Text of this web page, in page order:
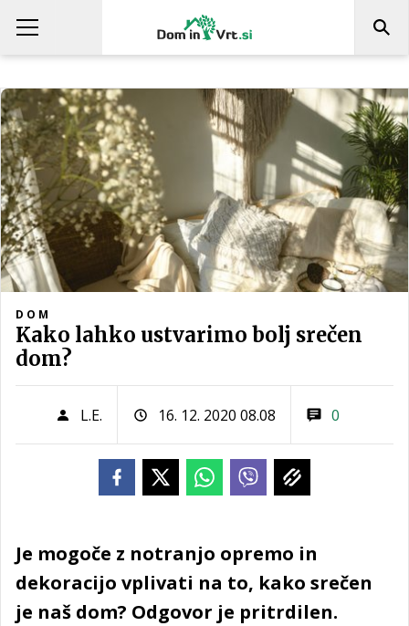
DOM
Kako lahko ustvarimo bolj srečen
dom?
L.E. 16. 12. 2020 08.08 0
Je mogoče z notranjo opremo in
dekoracijo vplivati na to, kako srečen
je naš dom? Odgovor je pritrdilen.